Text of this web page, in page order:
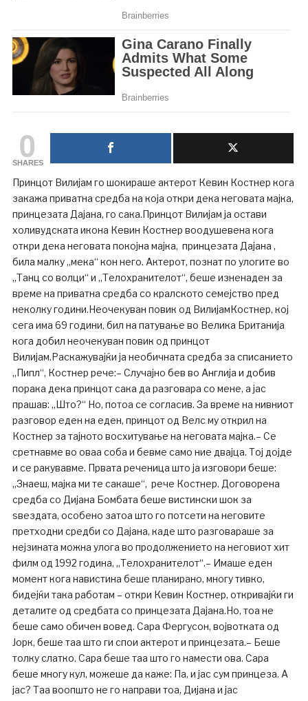
0
SHARES
Принцот Вилијам го шокираше актерот Кевин Костнер кога
закажа приватна средба на која откри дека неговата мајка,
принцезата Дајана, го сака.Принцот Вилијам ја остави
холивудската икона Кевин Костнер воодушевена кога
откри дека неговата покојна мајка, принцезата Дајана ,
била малку „мека“ кон него. Актерот, познат по улогите во
„Танц со волци“ и „Телохранителот“, беше изненаден за
време на приватна средба со кралското семејство пред
неколку години.Неочекуван повик од ВилијамКостнер, кој
сега има 69 години, бил на патување во Велика Британија
кога добил неочекуван повик од принцот
Вилијам.Раскажувајќи ја необичната средба за списанието
„Пипл“, Костнер рече:– Случајно бев во Англија и добив
порака дека принцот сака да разговара со мене, а јас
прашав: „Што?“ Но, потоа се согласив. За време на нивниот
разговор еден на еден, принцот од Велс му открил на
Костнер за тајното восхитување на неговата мајка.– Се
сретнавме во оваа соба и бевме само ние двајца. Тој дојде
и се ракувавме. Првата реченица што ја изговори беше:
„Знаеш, мајка ми те сакаше“, рече Костнер. Договорена
средба со Дијана Бомбата беше вистински шок за
ѕвездата, особено затоа што го потсети на неговите
претходни средби со Дајана, каде што разговараше за
нејзината можна улога во продолжението на неговиот хит
филм од 1992 година, „Телохранителот“.– Имаше еден
момент кога навистина беше планирано, многу тивко,
бидејќи така работам – откри Кевин Костнер, откривајќи ги
деталите од средбата со принцезата Дајана.Но, тоа не
беше само обичен вовед. Сара Фергусон, војвотката од
Јорк, беше таа што ги спои актерот и принцезата.– Беше
толку слатко. Сара беше таа што го намести ова. Сара
беше многу кул, можеше да каже: Па, и јас сум принцеза. А
јас? Таа воопшто не го направи тоа, Дијана и јас